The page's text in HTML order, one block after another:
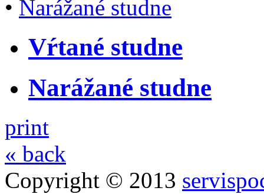
• Narážané studne
Vŕtané studne
Narážané studne
print
« back
Copyright © 2013